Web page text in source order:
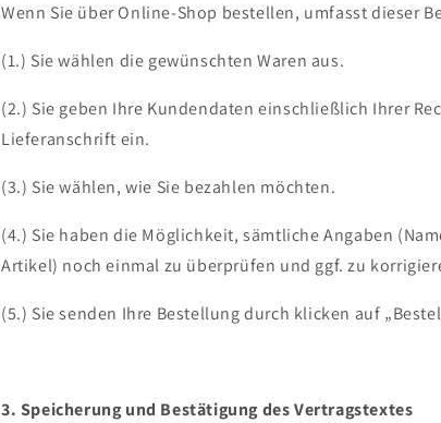
Wenn Sie über Online-Shop bestellen, umfasst dieser
(1.) Sie wählen die gewünschten Waren aus.
(2.) Sie geben Ihre Kundendaten einschließlich Ihrer
Lieferanschrift ein.
(3.) Sie wählen, wie Sie bezahlen möchten.
(4.) Sie haben die Möglichkeit, sämtliche Angaben
Artikel) noch einmal zu überprüfen und ggf. zu
(5.) Sie senden Ihre Bestellung durch klicken auf
3. Speicherung und Bestätigung des Vertragstextes